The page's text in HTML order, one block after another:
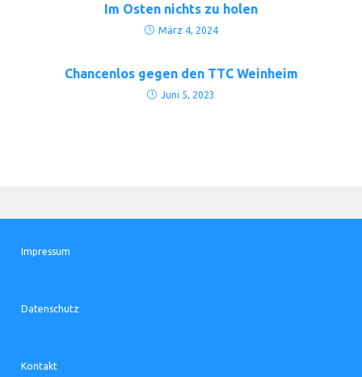
Im Osten nichts zu holen
März 4, 2024
Chancenlos gegen den TTC Weinheim
Juni 5, 2023
Impressum
Datenschutz
Kontakt